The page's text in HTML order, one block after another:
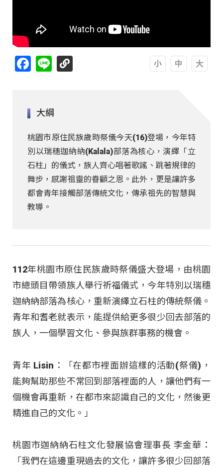
Facebook
Line
大綱
桃園市原住民族歲時祭儀今天(16)登場，今年特
別以瑞穗迦納納(Kalala)部落為核心，演繹「立
石柱」的儀式，族人齊心唱著歌謠、跳著規律的
舞步，感謝祖靈的眷顧之恩。此外，更是讓許多
都會青年接觸部落傳統文化，傳承祖先的智慧與
教導。
112年桃園市原住民族歲時祭儀盛大登場，由桃園
市總頭目帶領族人舉行祈福儀式，今年特別以瑞穗
迦納納部落為核心，重新演繹立石柱的傳統祭儀。
青年和耆老就表示，能提供給更多很少回去部落的
族人，一個學習文化、參與族群事務的機會。
青年 Lisin：「在都市裡面辦這樣的活動(祭儀)，
能夠幫助那些不常回到部落裡面的人，讓他們有一
個機會再重新，在都市來認識自己的文化，然後更
精進自己的文化。」
桃園市迦納納石柱文化發展協會理事長 李金華：
「我們在這邊重現過去的文化，讓許多很少回部落